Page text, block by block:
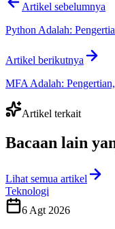
Artikel sebelumnya
Python Adalah:
Artikel berikutnya
MFA Adalah:
Artikel terkait
Bacaan lain
Lihat semua artikel
Teknologi
6 Agt 2026